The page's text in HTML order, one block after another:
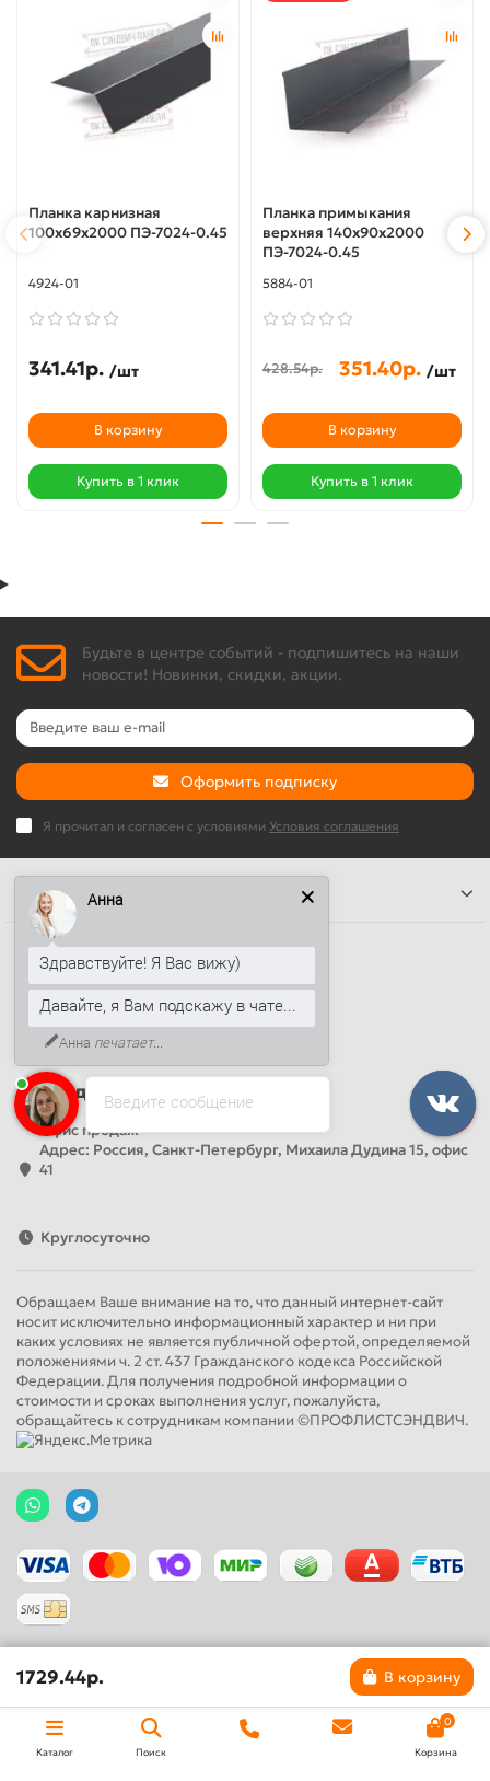
Планка карнизная
100х69х2000 ПЭ-7024-0.45
4924-01
341.41р. /шт
В корзину
Купить в 1 клик
Планка примыкания
верхняя 140х90х2000
ПЭ-7024-0.45
5884-01
428.54р. 351.40р. /шт
В корзину
Купить в 1 клик
Будьте в центре событий - подпишитесь на наши
новости! Новинки, скидки, акции.
Оформить подписку
Я прочитал и согласен с условиями Условия соглашения
Информация
Наши контакты
+7 (812) 389-26-20
+7 (499) 444-14-71
info@sandwichpanelsvspb.ru
Наш адрес
Офис продаж
Адрес: Россия, Санкт-Петербург, Михаила Дудина 15, офис
41
Круглосуточно
Обращаем Ваше внимание на то, что данный интернет-сайт
носит исключительно информационный характер и ни при
каких условиях не является публичной офертой, определяемой
положениями ч. 2 ст. 437 Гражданского кодекса Российской
Федерации. Для получения подробной информации о
стоимости и сроках выполнения услуг, пожалуйста,
обращайтесь к сотрудникам компании ©ПРОФЛИСТСЭНДВИЧ.
1729.44р. В корзину
Каталог Поиск
0
Корзина
Введите сообщение
Анна
Здравствуйте! Я Вас вижу)
Давайте, я Вам подскажу в чате...
Анна печатает...